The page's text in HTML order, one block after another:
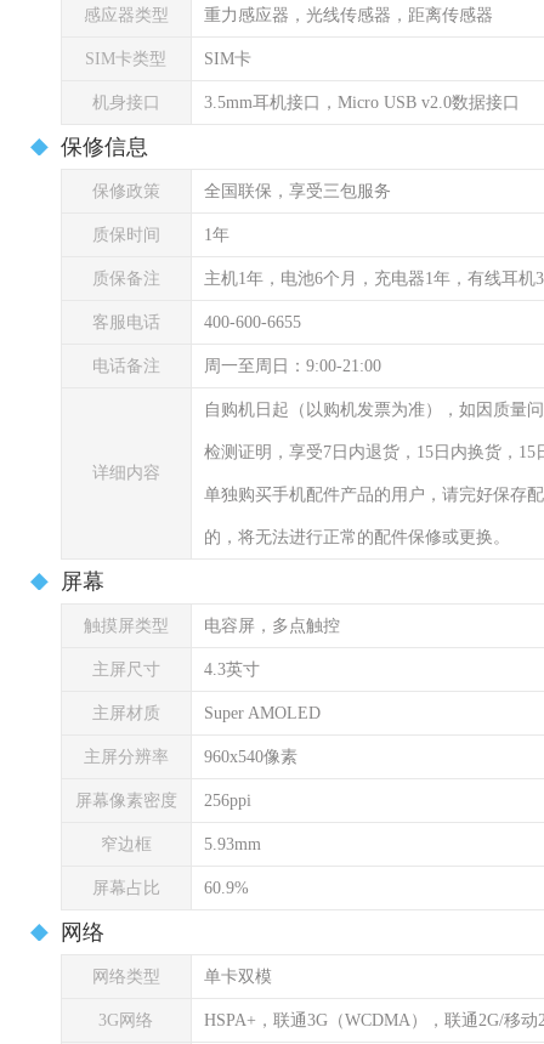
感应器类型 重力感应器，光线传感器，距离传感器
SIM卡类型 SIM卡
机身接口 3.5mm耳机接口，Micro USB v2.0数据接口
保修信息
保修政策 全国联保，享受三包服务
质保时间 1年
质保备注 主机1年，电池6个月，充电器1年，有线耳机
客服电话 400-600-6655
电话备注 周一至周日：9:00-21:00
详细内容
自购机日起（以购机发票为准），如因质量
检测证明，享受7日内退货，15日内换货，
单独购买手机配件产品的用户，请完好保存
的，将无法进行正常的配件保修或更换。
屏幕
触摸屏类型 电容屏，多点触控
主屏尺寸 4.3英寸
主屏材质 Super AMOLED
主屏分辨率 960x540像素
屏幕像素密度 256ppi
窄边框 5.93mm
屏幕占比 60.9%
网络
网络类型 单卡双模
3G网络 HSPA+，联通3G（WCDMA），联通2G/移动